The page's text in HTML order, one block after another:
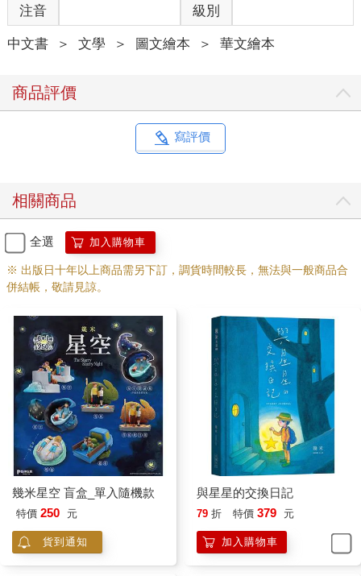
注音 級別
中文書 ＞ 文學 ＞ 圖文繪本 ＞ 華文繪本
商品評價
寫評價
相關商品
全選 加入購物車
※ 出版日十年以上商品需另下訂，調貨時間較長，無法與一般商品合
併結帳，敬請見諒。
幾米星空 盲盒_單入隨機款
特價 250 元
貨到通知
與星星的交換日記
79 折 特價 379 元
加入購物車